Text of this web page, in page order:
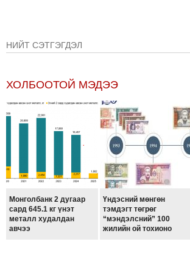
СОНГУУЛЬ-2017
НИЙТ СЭТГЭГДЭЛ
ХОЛБООТОЙ МЭДЭЭ
Монголбанк 2 дугаар
сард 645.1 кг үнэт
металл худалдан
авчээ
Үндэсний мөнгөн
тэмдэгт төгрөг
“мэндэлсний” 100
жилийн ой тохионо